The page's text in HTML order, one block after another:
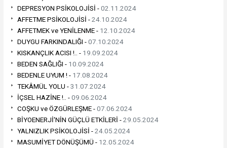
DEPRESYON PSİKOLOJİSİ -02.11.2024
AFFETME PSİKOLOJİSİ -24.10.2024
AFFETMEK ve YENİLENME - 12.10.2024
DUYGU FARKINDALIĞI -07.10.2024
KISKANÇLIK ACISI !.. - 19.09.2024
BEDEN SAĞLIĞI - 10.09.2024
BEDENLE UYUM ! - 17.08.2024
TEKÂMÜL YOLU -31.07.2024
İÇSEL HAZİNE !.. -09.06.2024
COŞKU ve ÖZGÜRLEŞME -07.06.2024
BİYOENERJİ'NİN GÜÇLÜ ETKİLERİ -29.05.2024
YALNIZLIK PSİKOLOJİSİ -24.05.2024
MASUMİYET DÖNÜŞÜMÜ - 12.05.2024